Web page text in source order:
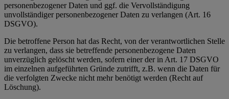
personenbezogener Daten und ggf. die Vervollständigung
unvollständiger personenbezogener Daten zu verlangen (Art. 16
DSGVO).
Die betroffene Person hat das Recht, von der verantwortlichen Stelle
zu verlangen, dass sie betreffende personenbezogene Daten
unverzüglich gelöscht werden, sofern einer der in Art. 17 DSGVO
im einzelnen aufgeführten Gründe zutrifft, z.B. wenn die Daten für
die verfolgten Zwecke nicht mehr benötigt werden (Recht auf
Löschung).